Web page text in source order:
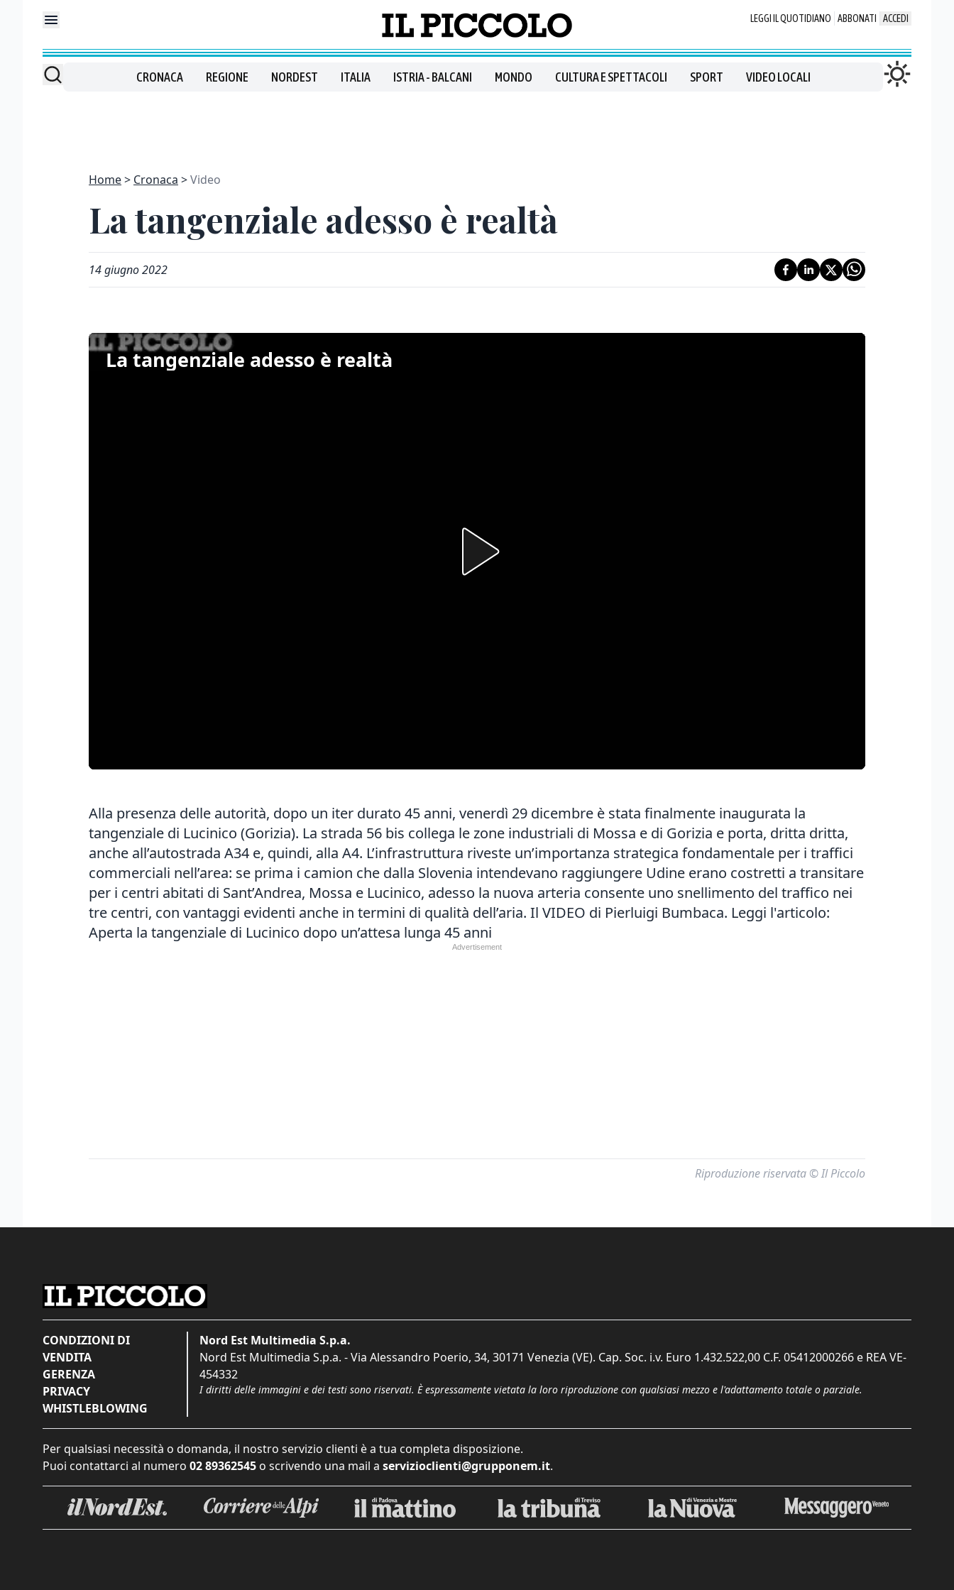
LEGGI IL QUOTIDIANO ABBONATI ACCEDI
CRONACA REGIONE NORDEST ITALIA ISTRIA - BALCANI MONDO CULTURA E SPETTACOLI SPORT VIDEO LOCALI
Home Cronaca Video
La tangenziale adesso è realtà
14 giugno 2022
La tangenziale adesso è realtà
Alla presenza delle autorità, dopo un iter durato 45 anni, venerdì 29 dicembre è stata finalmente inaugurata la
tangenziale di Lucinico (Gorizia). La strada 56 bis collega le zone industriali di Mossa e di Gorizia e porta, dritta dritta,
anche all’autostrada A34 e, quindi, alla A4. L’infrastruttura riveste un’importanza strategica fondamentale per i traffici
commerciali nell’area: se prima i camion che dalla Slovenia intendevano raggiungere Udine erano costretti a transitare
per i centri abitati di Sant’Andrea, Mossa e Lucinico, adesso la nuova arteria consente uno snellimento del traffico nei
tre centri, con vantaggi evidenti anche in termini di qualità dell’aria. Il VIDEO di Pierluigi Bumbaca. Leggi l'articolo:
Aperta la tangenziale di Lucinico dopo un’attesa lunga 45 anni
Riproduzione riservata © Il Piccolo
CONDIZIONI DI
VENDITA
GERENZA
PRIVACY
WHISTLEBLOWING
Nord Est Multimedia S.p.a.
Nord Est Multimedia S.p.a. - Via Alessandro Poerio, 34, 30171 Venezia (VE). Cap. Soc. i.v. Euro 1.432.522,00 C.F. 05412000266 e REA VE-
454332
I diritti delle immagini e dei testi sono riservati. È espressamente vietata la loro riproduzione con qualsiasi mezzo e l'adattamento totale o parziale.
Per qualsiasi necessità o domanda, il nostro servizio clienti è a tua completa disposizione.
Puoi contattarci al numero 02 89362545 o scrivendo una mail a servizioclienti@grupponem.it.